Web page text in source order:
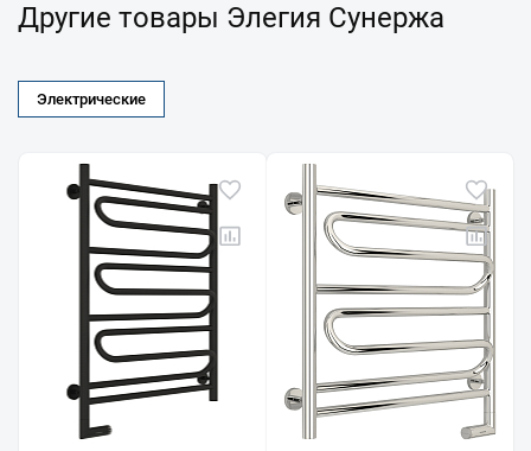
Другие товары Элегия Сунержа
Электрические